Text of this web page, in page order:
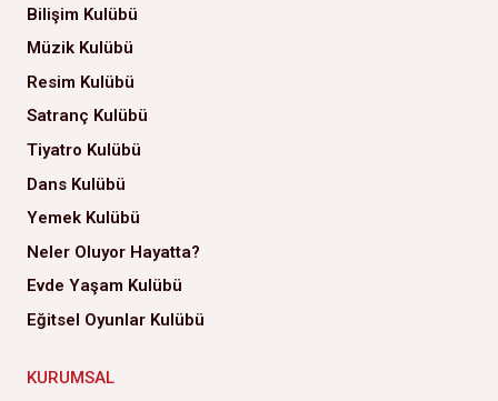
Bilişim Kulübü
Müzik Kulübü
Resim Kulübü
Satranç Kulübü
Tiyatro Kulübü
Dans Kulübü
Yemek Kulübü
Neler Oluyor Hayatta?
Evde Yaşam Kulübü
Eğitsel Oyunlar Kulübü
KURUMSAL